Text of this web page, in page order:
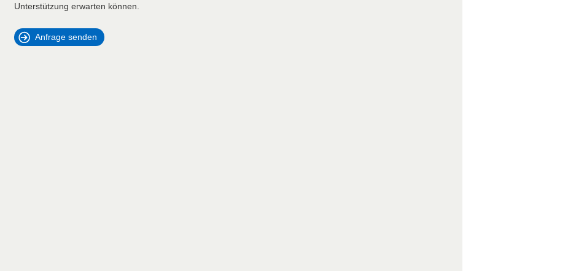
Unterstützung erwarten können.
Anfrage senden